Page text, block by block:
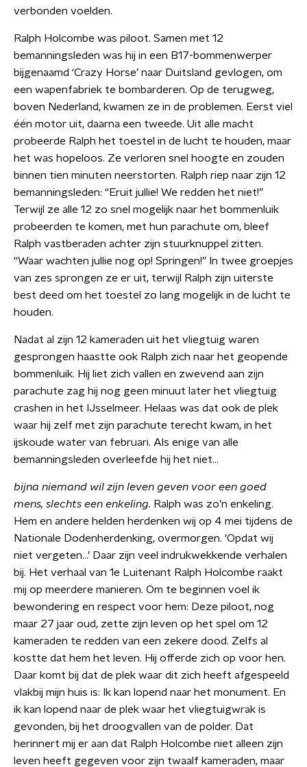
verbonden voelden.
Ralph Holcombe was piloot. Samen met 12
bemanningsleden was hij in een B17-bommenwerper
bijgenaamd ‘Crazy Horse’ naar Duitsland gevlogen, om
een wapenfabriek te bombarderen. Op de terugweg,
boven Nederland, kwamen ze in de problemen. Eerst viel
één motor uit, daarna een tweede. Uit alle macht
probeerde Ralph het toestel in de lucht te houden, maar
het was hopeloos. Ze verloren snel hoogte en zouden
binnen tien minuten neerstorten. Ralph riep naar zijn 12
bemanningsleden: “Eruit jullie! We redden het niet!”
Terwijl ze alle 12 zo snel mogelijk naar het bommenluik
probeerden te komen, met hun parachute om, bleef
Ralph vastberaden achter zijn stuurknuppel zitten.
“Waar wachten jullie nog op! Springen!” In twee groepjes
van zes sprongen ze er uit, terwijl Ralph zijn uiterste
best deed om het toestel zo lang mogelijk in de lucht te
houden.
Nadat al zijn 12 kameraden uit het vliegtuig waren
gesprongen haastte ook Ralph zich naar het geopende
bommenluik. Hij liet zich vallen en zwevend aan zijn
parachute zag hij nog geen minuut later het vliegtuig
crashen in het IJsselmeer. Helaas was dat ook de plek
waar hij zelf met zijn parachute terecht kwam, in het
ijskoude water van februari. Als enige van alle
bemanningsleden overleefde hij het niet…
bijna niemand wil zijn leven geven voor een goed
mens, slechts een enkeling. Ralph was zo’n enkeling.
Hem en andere helden herdenken wij op 4 mei tijdens de
Nationale Dodenherdenking, overmorgen. ‘Opdat wij
niet vergeten…’ Daar zijn veel indrukwekkende verhalen
bij. Het verhaal van 1e Luitenant Ralph Holcombe raakt
mij op meerdere manieren. Om te beginnen voel ik
bewondering en respect voor hem: Deze piloot, nog
maar 27 jaar oud, zette zijn leven op het spel om 12
kameraden te redden van een zekere dood. Zelfs al
kostte dat hem het leven. Hij offerde zich op voor hen.
Daar komt bij dat de plek waar dit zich heeft afgespeeld
vlakbij mijn huis is: Ik kan lopend naar het monument. En
ik kan lopend naar de plek waar het vliegtuigwrak is
gevonden, bij het droogvallen van de polder. Dat
herinnert mij er aan dat Ralph Holcombe niet alleen zijn
leven heeft gegeven voor zijn twaalf kameraden, maar